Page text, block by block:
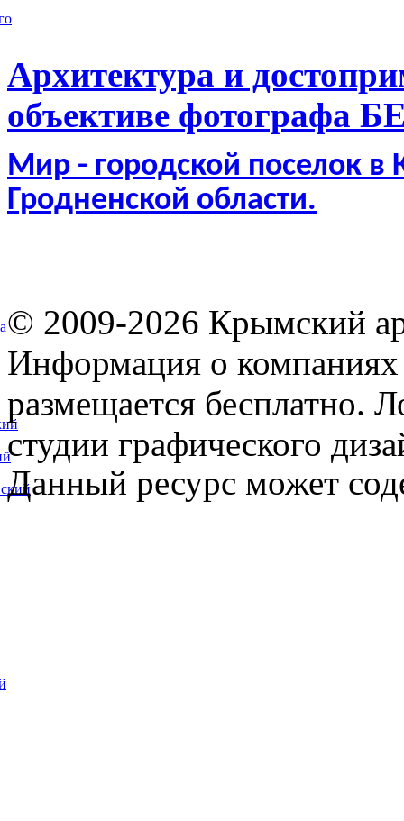
Архитектура и
объективе фотографа
Мир - городской поселок в
Гродненской области.
© 2009-2026 Крымский
Информация о компаниях
размещается бесплатно.
студии графического
Данный ресурс может